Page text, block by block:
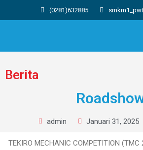
(0281)632885
Berita
admin Januari 31, 2025
TEKIRO MECHANIC COMPETITION (TMC